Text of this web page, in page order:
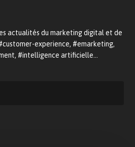
actualités du marketing digital et de
experience, #emarketing,
#intelligence artificielle…